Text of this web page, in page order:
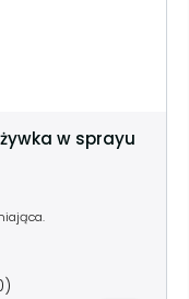
w sprayu